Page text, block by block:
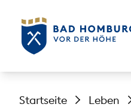
Startseite Leben